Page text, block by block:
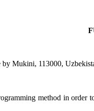
by Mukini, 113000,
method in order